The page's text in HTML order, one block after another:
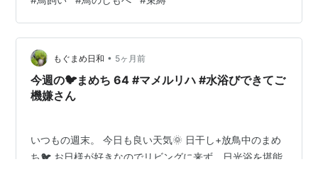
イプなのか。 嫁への執着はすごいから、どっちかと言う
と束縛するタイプやと思うけどね… 化粧まわしをつけた
お相撲さんにも見える。 時折変な仕草を見せてくれる、
まめちでした🐦 ランキング参加中【公式】2024年開設ブ
ログ ランキング参加…
もぐまめ日和 • 5ヶ月前
今週の🐦まめち 64 #マメルリハ #水浴びできてご
機嫌さん